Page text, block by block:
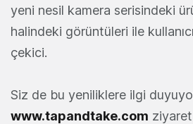
yeni nesil kamera serisindeki
halindeki görüntüleri ile
çekici.
Siz de bu yeniliklere ilgi
www.tapandtake.com